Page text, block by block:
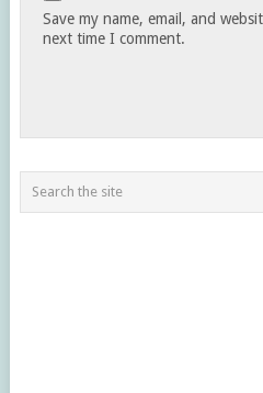
Save my name, email, and
next time I comment.